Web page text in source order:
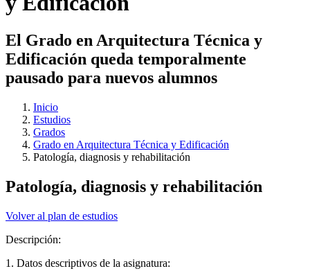
El Grado en Arquitectura Técnica y
Edificación queda temporalmente
pausado para nuevos alumnos
Inicio
Estudios
Grados
Grado en Arquitectura Técnica y Edificación
Patología, diagnosis y rehabilitación
Patología, diagnosis y rehabilitación
Volver al plan de estudios
Descripción:
1. Datos descriptivos de la asignatura: